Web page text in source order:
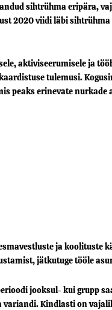
sihtrühma eripära,
2020 viidi läbi
aktiviseerumisele ja
tulemusi.
peaks erinevate nurkade
ja koolituste
jätkutuge tööle
jooksul- kui grupp
Kindlasti on